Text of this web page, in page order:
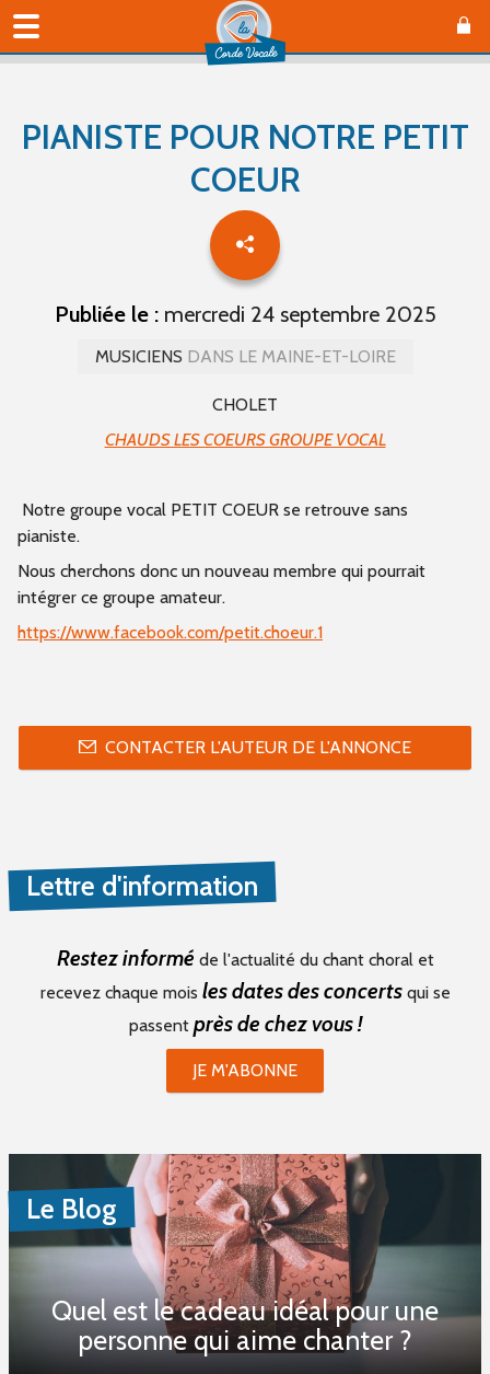
PIANISTE POUR NOTRE PETIT
COEUR
Publiée le :mercredi 24 septembre 2025
MUSICIENS DANS LE MAINE-ET-LOIRE
CHOLET
CHAUDS LES COEURS GROUPE VOCAL
Notre groupe vocal PETIT COEUR se retrouve sans
pianiste.
Nous cherchons donc un nouveau membre qui pourrait
intégrer ce groupe amateur.
https://www.facebook.com/petit.choeur.1
CONTACTER L'AUTEUR DE L'ANNONCE
Lettre d'information
Restez informé de l'actualité du chant choral et
recevez chaque mois les dates des concertsqui se
passent près de chez vous !
JE M'ABONNE
Le Blog
Quel est le cadeau idéal pour une
personne qui aime chanter ?